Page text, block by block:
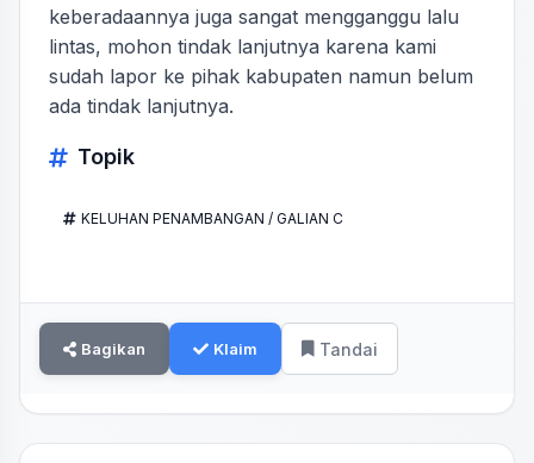
keberadaannya juga sangat mengganggu lalu
lintas, mohon tindak lanjutnya karena kami
sudah lapor ke pihak kabupaten namun belum
ada tindak lanjutnya.
Topik
KELUHAN PENAMBANGAN / GALIAN C
Bagikan Klaim Tandai